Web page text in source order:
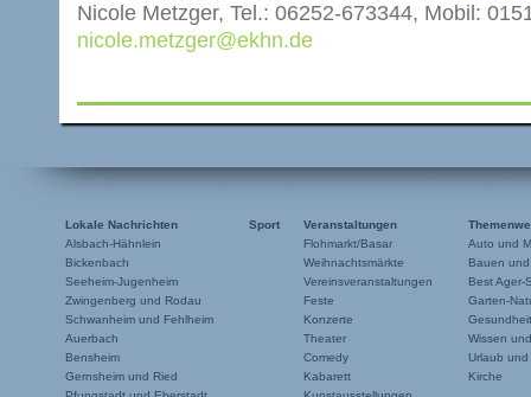
Nicole Metzger, Tel.: 06252-673344, Mobil:
nicole.metzger@ekhn.de
Lokale Nachrichten
Alsbach-Hähnlein
Bickenbach
Seeheim-Jugenheim
Zwingenberg und Rodau
Schwanheim und Fehlheim
Auerbach
Bensheim
Gernsheim und Ried
Sport
Veranstaltungen
Flohmarkt/Basar
Weihnachtsmärkte
Vereinsveranstaltungen
Feste
Konzerte
Theater
Comedy
Kabarett
Auto und
Bauen
Best Ager-
Garten-
Wissen
Urlaub und
Kirche